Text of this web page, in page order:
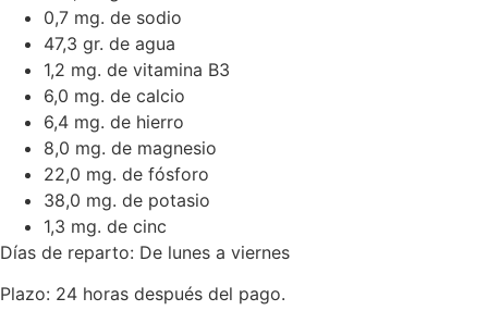
0,7 mg. de sodio
47,3 gr. de agua
1,2 mg. de vitamina B3
6,0 mg. de calcio
6,4 mg. de hierro
8,0 mg. de magnesio
22,0 mg. de fósforo
38,0 mg. de potasio
1,3 mg. de cinc
Días de reparto: De lunes a viernes
Plazo: 24 horas después del pago.